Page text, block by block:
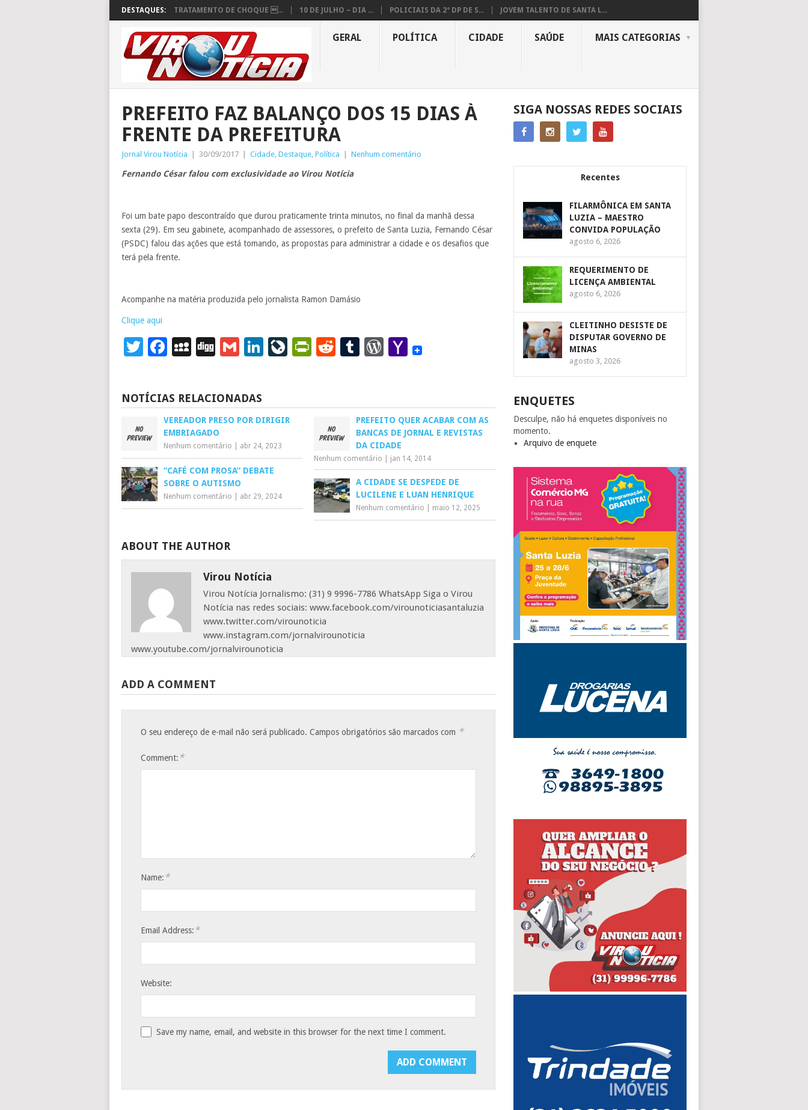
DESTAQUES: TRATAMENTO DE CHOQUE ... 10 DE JULHO – DIA ... POLICIAIS DA 2ª DP DE S... JOVEM TALENTO DE SANTA L...
GERAL POLÍTICA CIDADE SAÚDE MAIS CATEGORIAS
PREFEITO FAZ BALANÇO DOS 15 DIAS À
FRENTE DA PREFEITURA
Jornal Virou Notícia 30/09/2017 Cidade, Destaque, Política Nenhum comentário
Fernando César falou com exclusividade ao Virou Notícia
Foi um bate papo descontraído que durou praticamente trinta minutos, no final da manhã dessa
sexta (29). Em seu gabinete, acompanhado de assessores, o prefeito de Santa Luzia, Fernando César
(PSDC) falou das ações que está tomando, as propostas para administrar a cidade e os desafios que
terá pela frente.
Acompanhe na matéria produzida pelo jornalista Ramon Damásio
Clique aqui
Twitter
Facebook
MySpace
DiggGmailLinkedIn
LiveJournal
PrintFriendly
RedditTumblr
WordPress
Yahoo
NOTÍCIAS RELACIONADAS
VEREADOR PRESO POR DIRIGIR
EMBRIAGADO
Nenhum comentário abr 24, 2023
PREFEITO QUER ACABAR COM AS
BANCAS DE JORNAL E REVISTAS
DA CIDADE
Nenhum comentário jan 14, 2014
“CAFÉ COM PROSA” DEBATE
SOBRE O AUTISMO
Nenhum comentário abr 29, 2024
A CIDADE SE DESPEDE DE
LUCILENE E LUAN HENRIQUE
Nenhum comentário maio 12, 2025
ABOUT THE AUTHOR
Virou Notícia
Virou Notícia Jornalismo: (31) 9 9996-7786 WhatsApp Siga o Virou
Notícia nas redes sociais: www.facebook.com/virounoticiasantaluzia
www.twitter.com/virounoticia
www.instagram.com/jornalvirounoticia
www.youtube.com/jornalvirounoticia
ADD A COMMENT
O seu endereço de e-mail não será publicado. Campos obrigatórios são marcados com *
Comment: *
Name: *
Email Address: *
Website:
Save my name, email, and website in this browser for the next time I comment.
SIGA NOSSAS REDES SOCIAIS
Recentes
FILARMÔNICA EM SANTA
LUZIA – MAESTRO
CONVIDA POPULAÇÃO
agosto 6, 2026
REQUERIMENTO DE
LICENÇA AMBIENTAL
agosto 6, 2026
CLEITINHO DESISTE DE
DISPUTAR GOVERNO DE
MINAS
agosto 3, 2026
ENQUETES
Desculpe, não há enquetes disponíveis no
momento.
Arquivo de enquete